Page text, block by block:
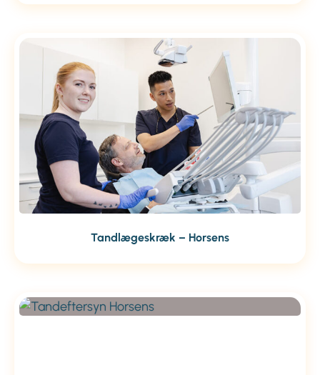
Tandlægeskræk – Horsens